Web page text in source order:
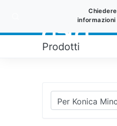
Chiedere
informazioni
Prodotti